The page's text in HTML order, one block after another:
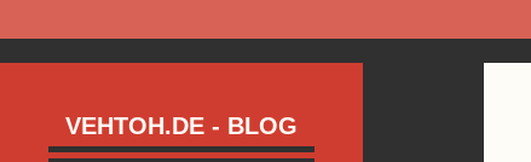
VEHTOH.DE - BLOG